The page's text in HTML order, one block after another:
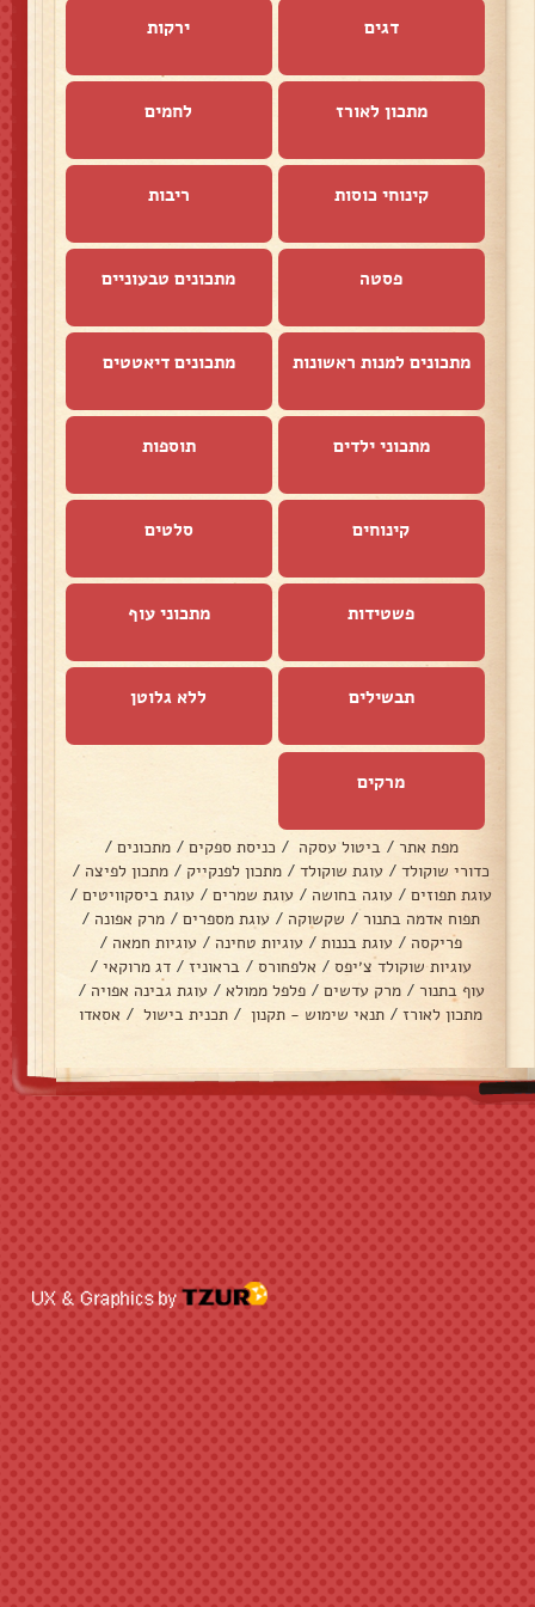
דגים ירקות
מתכון לאורז לחמים
קינוחי כוסות ריבות
פסטה מתכונים טבעוניים
מתכונים למנות ראשונות מתכונים דיאטטים
מתכוני ילדים תוספות
קינוחים סלטים
פשטידות מתכוני עוף
תבשילים ללא גלוטן
מרקים
מפת אתר / ביטול עסקה / כניסת ספקים / מתכונים /
כדורי שוקולד / עוגת שוקולד / מתכון לפנקייק / מתכון לפיצה /
עוגת תפוזים / עוגה בחושה / עוגת שמרים / עוגת ביסקוויטים /
תפוח אדמה בתנור / שקשוקה / עוגת מספרים / מרק אפונה /
פריקסה / עוגת בננות / עוגיות טחינה / עוגיות חמאה /
עוגיות שוקולד צ׳יפס / אלפחורס / בראוניז / דג מרוקאי /
עוף בתנור / מרק עדשים / פלפל ממולא / עוגת גבינה אפויה /
מתכון לאורז / תנאי שימוש - תקנון / תכנית בישול / אסאדו